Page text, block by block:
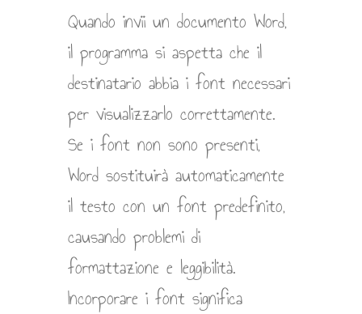
Quando invii un documento Word,
il programma si aspetta che il
destinatario abbia i font necessari
per visualizzarlo correttamente.
Se i font non sono presenti,
Word sostituirà automaticamente
il testo con un font predefinito,
causando problemi di
formattazione e leggibilità.
Incorporare i font significa